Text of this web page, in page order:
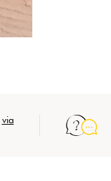
via